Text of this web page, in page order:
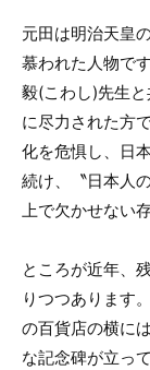
元田は明治天皇
慕われた人物で
毅(こわし)先生と
に尽力された方
化を危惧し、日
続け、〝日本人
上で欠かせない
ところが近年、
りつつあります
の百貨店の横に
な記念碑が立っ